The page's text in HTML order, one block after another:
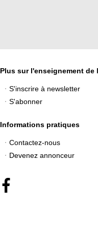
Plus sur l'enseignement de
S'inscrire à newsletter
S'abonner
Informations pratiques
Contactez-nous
Devenez annonceur